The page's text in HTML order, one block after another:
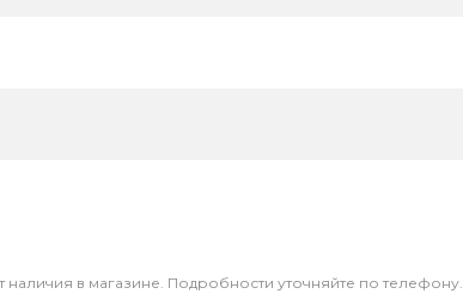
наличия в магазине. Подробности уточняйте по телефону.